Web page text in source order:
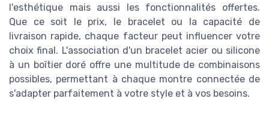
l'esthétique mais aussi les fonctionnalités offertes.
Que ce soit le prix, le bracelet ou la capacité de
livraison rapide, chaque facteur peut influencer votre
choix final. L'association d'un bracelet acier ou silicone
à un boîtier doré offre une multitude de combinaisons
possibles, permettant à chaque montre connectée de
s'adapter parfaitement à votre style et à vos besoins.